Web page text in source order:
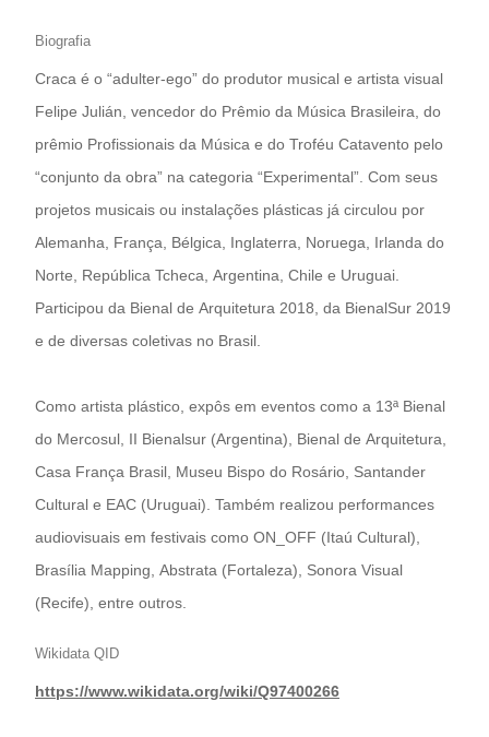
Biografia
Craca é o “adulter-ego” do produtor musical e artista visual
Felipe Julián, vencedor do Prêmio da Música Brasileira, do
prêmio Profissionais da Música e do Troféu Catavento pelo
“conjunto da obra” na categoria “Experimental”. Com seus
projetos musicais ou instalações plásticas já circulou por
Alemanha, França, Bélgica, Inglaterra, Noruega, Irlanda do
Norte, República Tcheca, Argentina, Chile e Uruguai.
Participou da Bienal de Arquitetura 2018, da BienalSur 2019
e de diversas coletivas no Brasil.
Como artista plástico, expôs em eventos como a 13ª Bienal
do Mercosul, II Bienalsur (Argentina), Bienal de Arquitetura,
Casa França Brasil, Museu Bispo do Rosário, Santander
Cultural e EAC (Uruguai). Também realizou performances
audiovisuais em festivais como ON_OFF (Itaú Cultural),
Brasília Mapping, Abstrata (Fortaleza), Sonora Visual
(Recife), entre outros.
Wikidata QID
https://www.wikidata.org/wiki/Q97400266